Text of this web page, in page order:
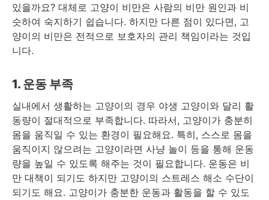
있을까요? 대체로 고양이 비만은 사람의 비만 원인과 비
슷하여 숙지하기 쉽습니다. 하지만 다른 점이 있다면, 고
양이의 비만은 전적으로 보호자의 관리 책임이라는 것입
니다.
1. 운동 부족
실내에서 생활하는 고양이의 경우 야생 고양이와 달리 활
동량이 절대적으로 부족합니다. 따라서, 고양이가 충분히
몸을 움직일 수 있는 환경이 필요해요. 특히, 스스로 몸을
움직이지 않으려는 고양이라면 사냥 놀이 등을 통해 운동
량을 높일 수 있도록 해주는 것이 필요합니다. 운동은 비
만 대책이 되기도 하지만 고양이의 스트레스 해소 수단이
되기도 해요. 고양이가 충분한 운동과 활동을 할 수 있도